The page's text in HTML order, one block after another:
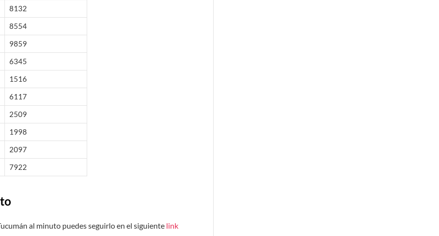
8132
8554
9859
6345
1516
6117
2509
1998
2097
7922
al minuto puedes seguirlo en el siguiente link